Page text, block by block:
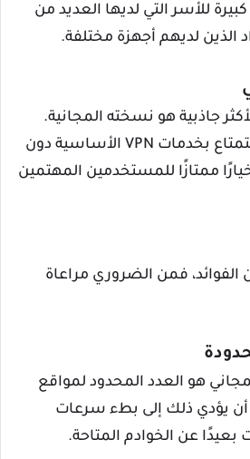
للأسر التي لديها العديد من
الذين لديهم أجهزة مختلفة.
جاذبية هو نسخته المجانية.
فهو يسمح لك بالاستمتاع بخدمات VPN الأساسية دون
ممتازًا للمستخدمين المهتمين
الفوائد، فمن الضروري مراعاة
هو العدد المحدود لمواقع
أن يؤدي ذلك إلى بطء سرعات
بعيدًا عن الخوادم المتاحة.